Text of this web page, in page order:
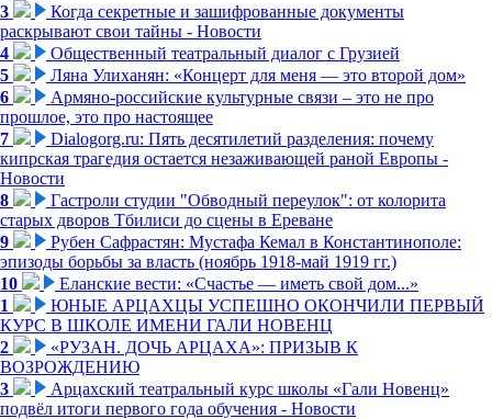
3
Когда секретные и зашифрованные документы
раскрывают свои тайны - Новости
4
Общественный театральный диалог с Грузией
5
Ляна Улиханян: «Концерт для меня — это второй дом»
6
Армяно-российские культурные связи – это не про
прошлое, это про настоящее
7
Dialogorg.ru: Пять десятилетий разделения: почему
кипрская трагедия остается незаживающей раной Европы -
Новости
8
Гастроли студии "Обводный переулок": от колорита
старых дворов Тбилиси до сцены в Ереване
9
Рубен Сафрастян: Мустафа Кемал в Константинополе:
эпизоды борьбы за власть (ноябрь 1918-май 1919 гг.)
10
Еланские вести: «Счастье — иметь свой дом...»
1
ЮНЫЕ АРЦАХЦЫ УСПЕШНО ОКОНЧИЛИ ПЕРВЫЙ
КУРС В ШКОЛЕ ИМЕНИ ГАЛИ НОВЕНЦ
2
«РУЗАН. ДОЧЬ АРЦАХА»: ПРИЗЫВ К
ВОЗРОЖДЕНИЮ
3
Арцахский театральный курс школы «Гали Новенц»
подвёл итоги первого года обучения - Новости